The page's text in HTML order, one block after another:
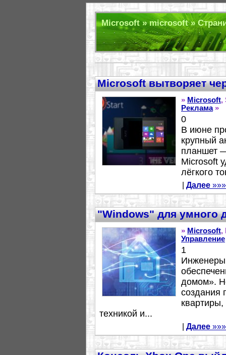
Microsoft » microsoft »
Microsoft вытворяет
» Microsoft,
Реклама»
0
В июне
крупный
планшет
Microsoft
лёгкого
Далее »»»
"Windows" для умного
» Microsoft,
Управление
1
Инженеры
домом».
создания
техникой и...
Далее »»»